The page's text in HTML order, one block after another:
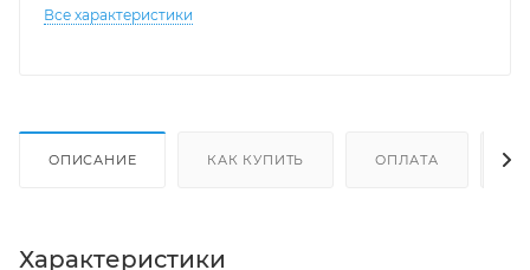
Все характеристики
ОПИСАНИЕ КАК КУПИТЬ ОПЛАТА
Характеристики